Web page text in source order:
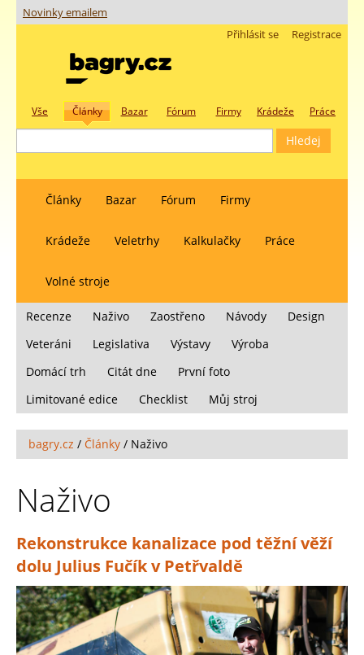
Novinky emailem
Registrace
Přihlásit se
Vše Články Bazar Fórum Firmy Krádeže Práce
Články Bazar Fórum Firmy
Krádeže Veletrhy Kalkulačky Práce
Volné stroje
Recenze Naživo Zaostřeno Návody
Design
Veteráni
Legislativa Výstavy
Výroba
Domácí trh
Citát dne
První foto
Limitované edice
Checklist Můj stroj
bagry.cz / Články / Naživo
Naživo
Rekonstrukce kanalizace pod těžní věží
dolu Julius Fučík v Petřvaldě